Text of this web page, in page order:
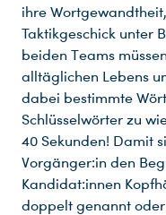
ihre
Taktikgeschick unter
beiden Teams
alltäglichen Lebens
dabei bestimmte
Schlüsselwörter zu
40 Sekunden! Damit
Vorgänger:in den
Kandidat:innen
doppelt genannt